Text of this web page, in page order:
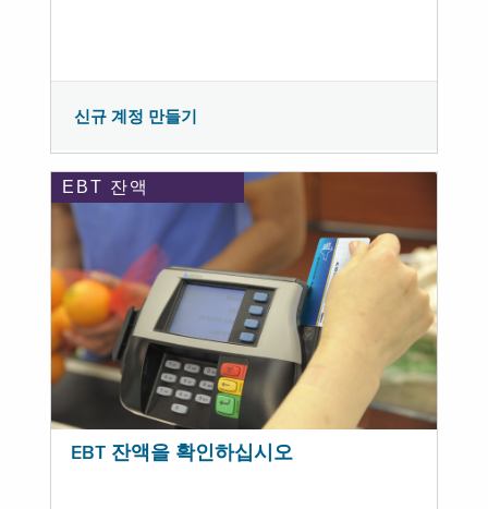
신규 계정 만들기
EBT 잔액
EBT 잔액을 확인하십시오